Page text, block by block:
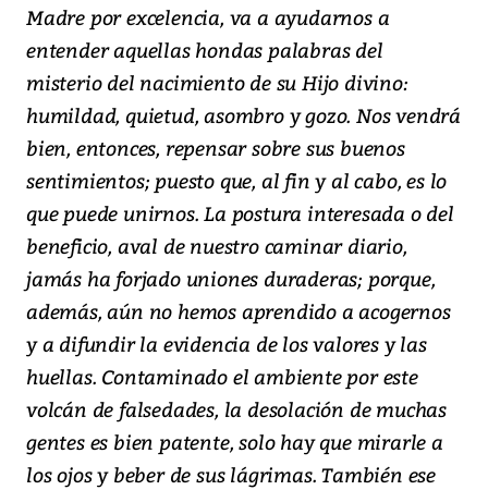
Madre por excelencia, va a ayudarnos a
entender aquellas hondas palabras del
misterio del nacimiento de su Hijo divino:
humildad, quietud, asombro y gozo. Nos vendrá
bien, entonces, repensar sobre sus buenos
sentimientos; puesto que, al fin y al cabo, es lo
que puede unirnos. La postura interesada o del
beneficio, aval de nuestro caminar diario,
jamás ha forjado uniones duraderas; porque,
además, aún no hemos aprendido a acogernos
y a difundir la evidencia de los valores y las
huellas. Contaminado el ambiente por este
volcán de falsedades, la desolación de muchas
gentes es bien patente, solo hay que mirarle a
los ojos y beber de sus lágrimas. También ese